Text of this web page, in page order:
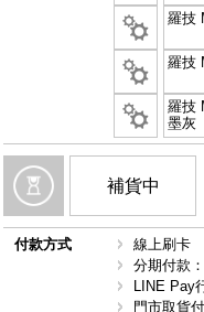
羅技
羅技
羅技
墨灰
補貨中
付款方式
線上刷卡
分期付款
LINE Pay
門市取貨